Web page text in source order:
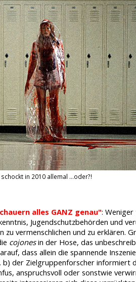
in 2010 allemal ...oder?!
alles GANZ genau":
Jugendschutzbehörden und
vermenschlichen und zu erklären.
cojonesin der Hose, das
dass allein die spannende
der Zielgruppenforscher informiert
anspruchsvoll oder sonstwie